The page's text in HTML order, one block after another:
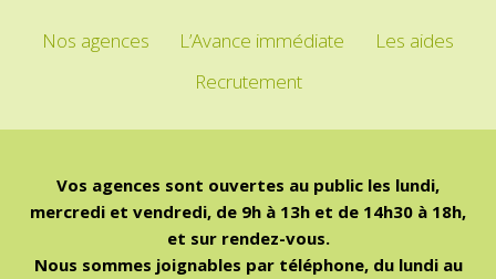
Nos agences L’Avance immédiate
Les aides
Recrutement
Vos agences sont ouvertes au public les lundi,
mercredi et vendredi, de 9h à 13h et de 14h30 à 18h,
et sur rendez-vous.
Nous sommes joignables par téléphone, du lundi au